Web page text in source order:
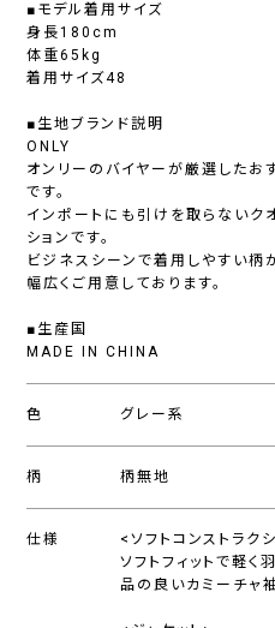
■モデル着用サイズ
身長180cm
体重65kg
着用サイズ48
■生地ブランド説明
ONLY
オンリーのバイヤーが厳選したお
です。
インポートにも引けを取らないク
ションです。
ビジネスシーンで着用しやすい柄
幅広くご用意しております。
■生産国
MADE IN CHINA
色 グレー系
柄 柄無地
仕様
<ソフトコンストラク
ソフトフィットで軽く
品の良いカミーチャ